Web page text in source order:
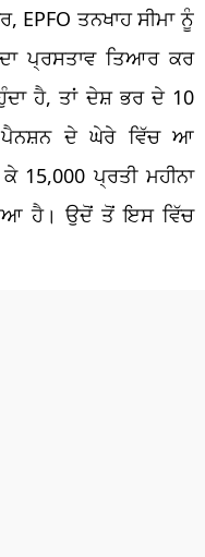
EPFO ​​ ਤਨਖਾਹ ਸੀਮਾ ਨੂੰ
ਪ੍ਰਸਤਾਵ ਤਿਆਰ ਕਰ
ਹੈ, ਤਾਂ ਦੇਸ਼ਭਰ ਦੇ 10
ਪੈਨਸ਼ਨਦੇ ਘੇਰੇ ਵਿੱਚ ਆ
ਕੇ 15,000ਪ੍ਰਤੀ ਮਹੀਨਾ
ਹੈ। ਉਦੋਂ ਤੋਂ ਇਸ ਵਿੱਚ